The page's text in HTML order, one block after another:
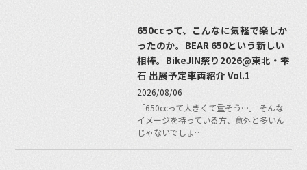
650ccって、こんなに気軽で楽しか
ったのか。BEAR 650という新しい
相棒。BikeJIN祭り2026@東北・雫
石 出展予定車両紹介 Vol.1
2026/08/06
「650ccって大きくて重そう…」 そんな
イメージを持っている方、意外と多いん
じゃないでしょ…